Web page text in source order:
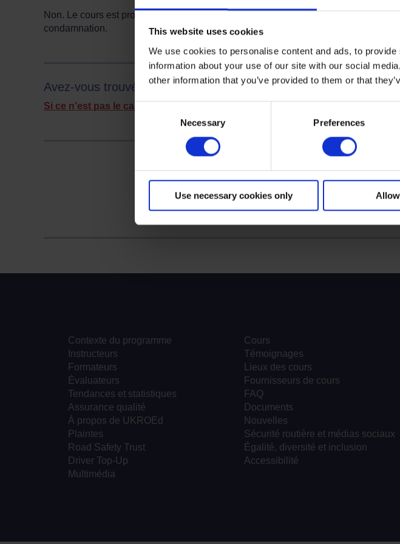
This website uses cookies
We use cookies to personalise content and ads, to
information about your use of our site with our social
other information that you’ve provided to them or that
Consent
Necessary Preferences
Use necessary cookies only
Non. Le cours est proposé par la police comme alternative aux poursuites et ne
condamnation.
Avez-vous trouvé la réponse à votre question dans la section
Si ce n'est pas le cas, vous pouvez nous contacter.
Oui
Contexte du programme
Instructeurs
Formateurs
Évaluateurs
Tendances et statistiques
Assurance qualité
À propos de UKROEd
Plaintes
Road Safety Trust
Driver Top-Up
Multimédia
Cours
Témoignages
Lieux des cours
Fournisseurs de cours
FAQ
Documents
Nouvelles
Sécurité routière et médias sociaux
Égalité, diversité et inclusion
Accessibilité
Termes à rechercher :